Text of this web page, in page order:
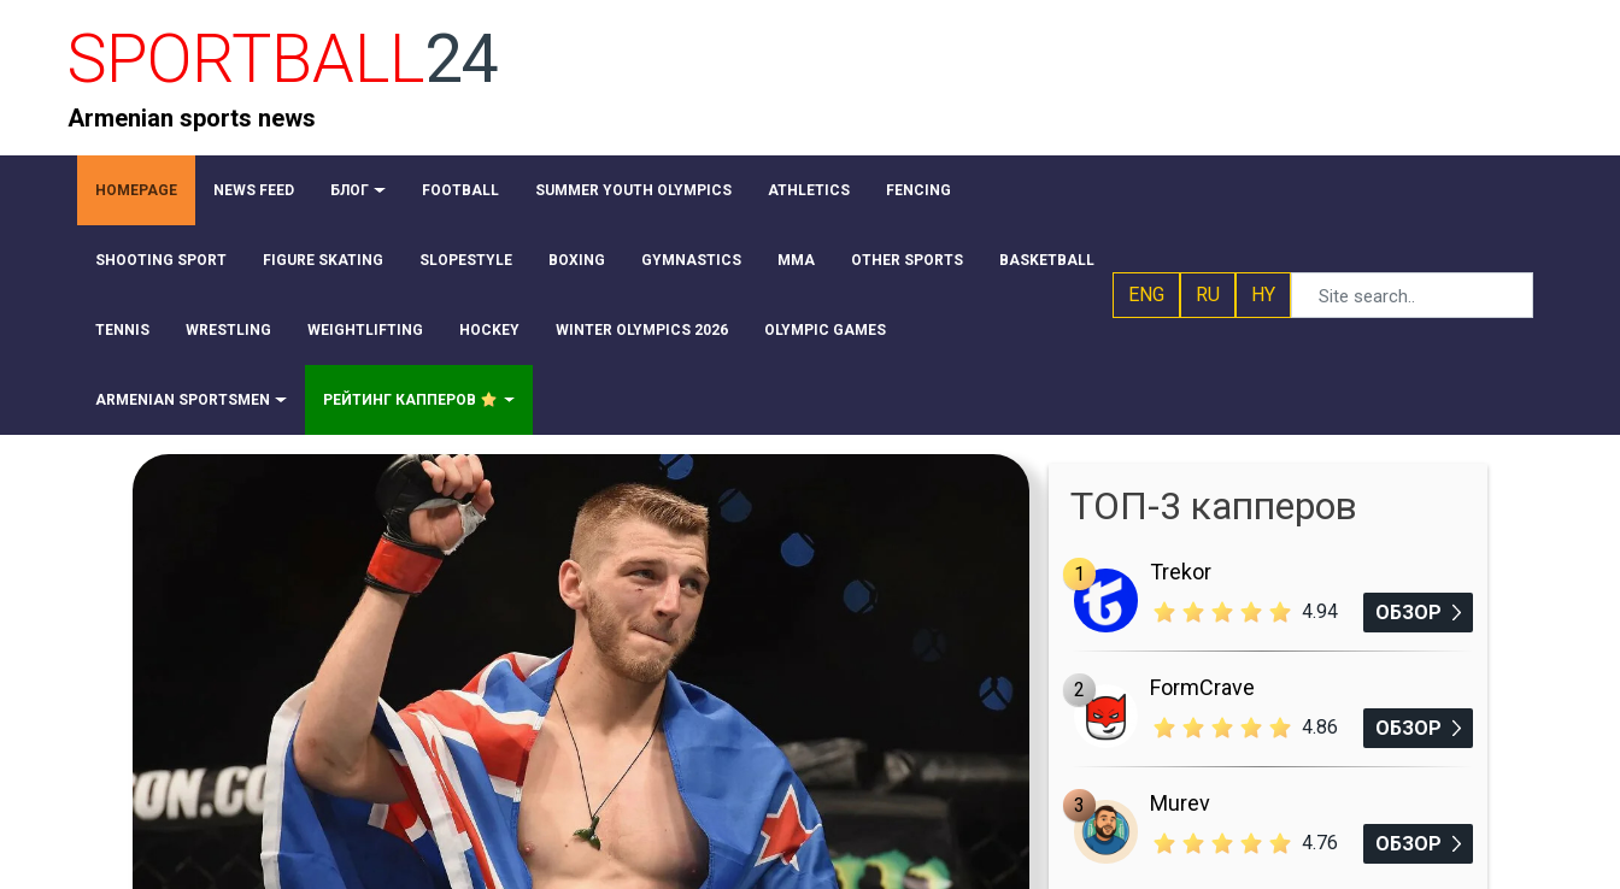
SPORTBALL24
Armenian sports news
HOMEPAGE NEWS FEED БЛОГ FOOTBALL SUMMER YOUTH OLYMPICS ATHLETICS FENCING
SHOOTING SPORT FIGURE SKATING SLOPESTYLE BOXING GYMNASTICS MMA OTHER SPORTS BASKETBALL
TENNIS WRESTLING WEIGHTLIFTING HOCKEY WINTER OLYMPICS 2026 OLYMPIC GAMES
ARMENIAN SPORTSMEN РЕЙТИНГ КАППЕРОВ
ENG RU HY
ТОП-3 капперов
1 Trekor
4.94 ОБЗОР
2 FormCrave
4.86 ОБЗОР
3 Murev
4.76 ОБЗОР